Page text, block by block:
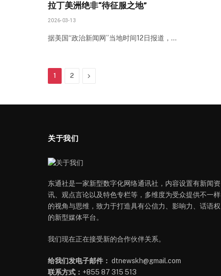
拉丁美洲绝非“待征服之地”
2026-03-13
据美国“政治新闻网”当地时间12日报道，…
1 2 Next
关于我们
东通社是一家新型数字化网络通讯社，内容设置有新闻资
讯、观点言论以及特色专栏等，多维度为受众提供不一样
的视角与思维，致力于打造具有公信力、影响力、话语权
的新型媒体平台。
我们现在正在接受新的合作伙伴关系。
给我们发电子邮件： dtnewskh@gmail.com
联系方式： +855 87 315 513